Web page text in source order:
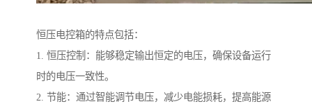
恒压电控箱的特点包括：
1. 恒压控制：能够稳定输出恒定的电压，确保设备运行
时的电压一致性。
2. 节能：通过智能调节电压，减少电能损耗，提高能源